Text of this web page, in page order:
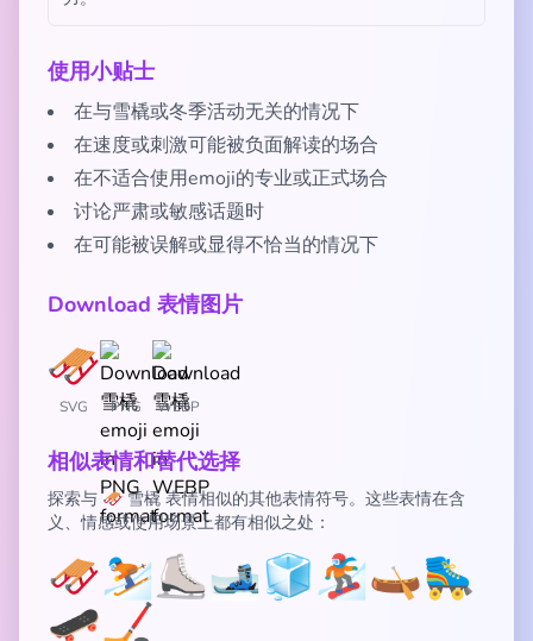
使用小贴士
在与雪橇或冬季活动无关的情况下
在速度或刺激可能被负面解读的场合
在不适合使用emoji的专业或正式场合
讨论严肃或敏感话题时
在可能被误解或显得不恰当的情况下
Download 表情图片
SVG PNG WEBP
相似表情和替代选择
探索与 🛷 雪橇 表情相似的其他表情符号。这些表情在含
义、情感或使用场景上都有相似之处：
🛷⛷️⛸️🎿🧊🏂🛶🛼
🛹🏒